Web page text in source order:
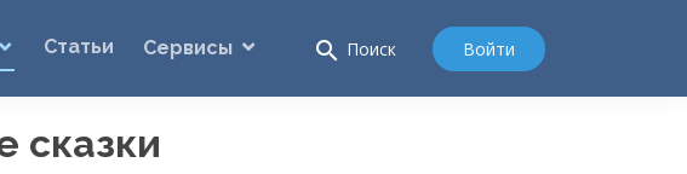
Статьи Сервисы search Поиск Войти
сказки